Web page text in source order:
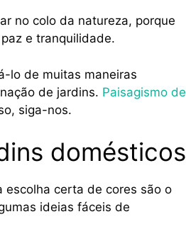
no colo da natureza, porque
e tranquilidade.
lo de muitas maneiras
de jardins. Paisagismo de
siga-nos.
domésticos
escolha certa de cores são o
ideias fáceis de